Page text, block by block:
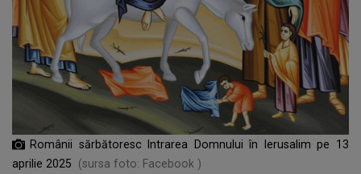
Românii sărbătoresc Intrarea Domnului în Ierusalim pe 13
aprilie 2025
(sursa foto: Facebook )